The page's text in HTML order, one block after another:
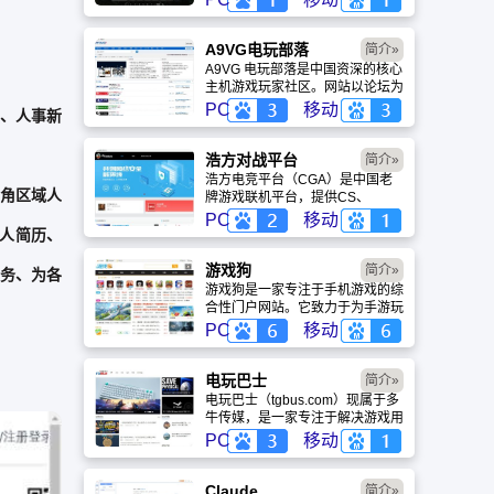
人事新
区域人
简历、
、为各
盖动漫、风景、赛博朋克等多元风
格。支持动态壁纸与头像制作，国
内访问极速，是美化桌面的首选平
台。
A9VG电玩部落
A9VG 电玩部落是中国资深的核心
主机游戏玩家社区。网站以论坛为
核心，提供全面的主机游戏资讯、
攻略和资料库，覆盖
PlayStation、Xbox、Switch 等全
平台。凭借其深厚的历史积淀和活
跃的用户群体，A9VG 成为硬核玩
家交流心得、分享攻略的首选平台
之一。
PC 移动
简介»
浩方对战平台
浩方电竞平台（CGA）是中国老
牌游戏联机平台，提供CS、
War3、星际争霸等经典游戏的稳
定联机服务。重温DOTA1的激情
岁月，找回当年的战友。同时提供
最新CGA电竞赛事资讯及热门页
游入口，致敬中国电竞的黄金时
代。
PC 移动
简介»
游戏狗
游戏狗是一家专注于手机游戏的综
合性门户网站。它致力于为手游玩
家提供最新、最全的游戏资讯、攻
略、评测及视频等内容，是国内较
早一批专注于移动游戏领域的垂直
媒体。
PC 移动
简介»
电玩巴士
电玩巴士（tgbus.com）现属于多
牛传媒，是一家专注于解决游戏用
户需求的综合性游戏门户网站，电
玩巴士是一个全面的综合性游戏门
户，专注于为全球玩家提供主机、
PC及移动端游戏的全方位资讯。
PC 移动
简介»
简介»